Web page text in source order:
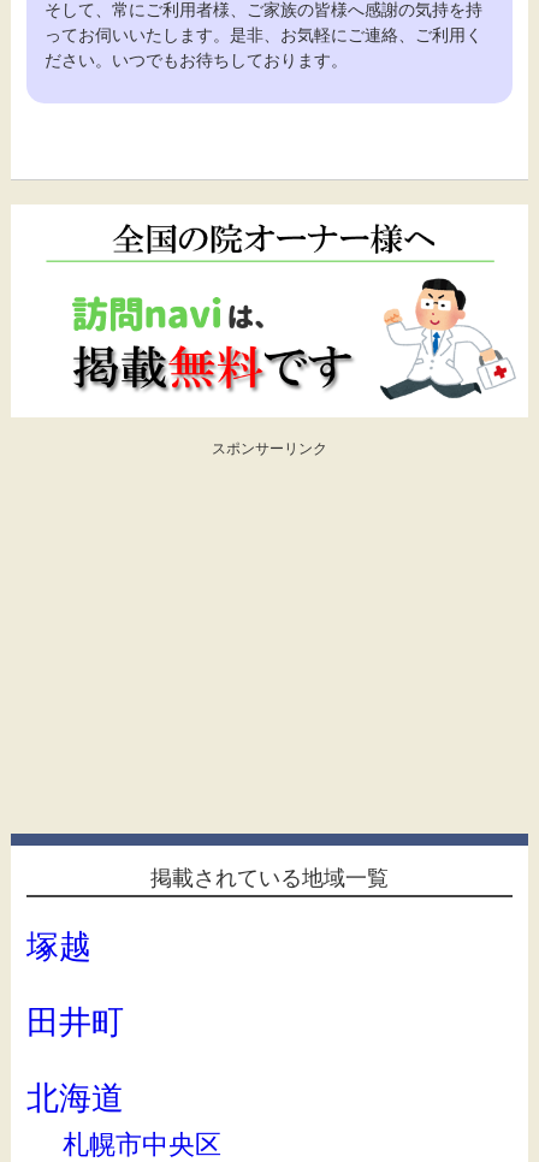
そして、常にご利用者様、ご家族の皆様へ感謝の気持を持
ってお伺いいたします。是非、お気軽にご連絡、ご利用く
ださい。いつでもお待ちしております。
スポンサーリンク
掲載されている地域一覧
塚越
田井町
北海道
札幌市中央区